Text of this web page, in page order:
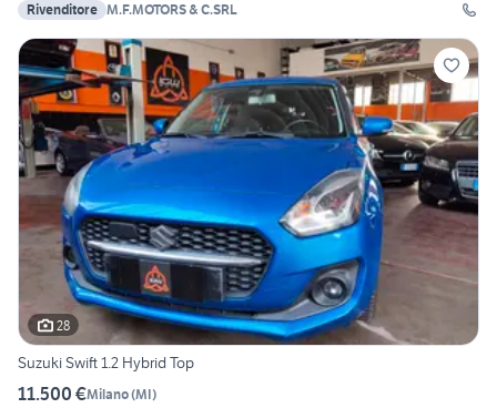
Rivenditore M.F.MOTORS & C.SRL
28
Suzuki Swift 1.2 Hybrid Top
11.500 €Milano(MI)